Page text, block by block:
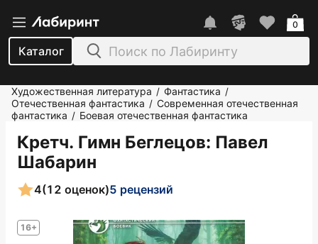
Каталог
0
Художественная литература / Фантастика /
Отечественная фантастика / Современная отечественная
фантастика / Боевая отечественная фантастика
Кретч. Гимн Беглецов: Павел
Шабарин
16+
4(12 оценок)5 рецензий